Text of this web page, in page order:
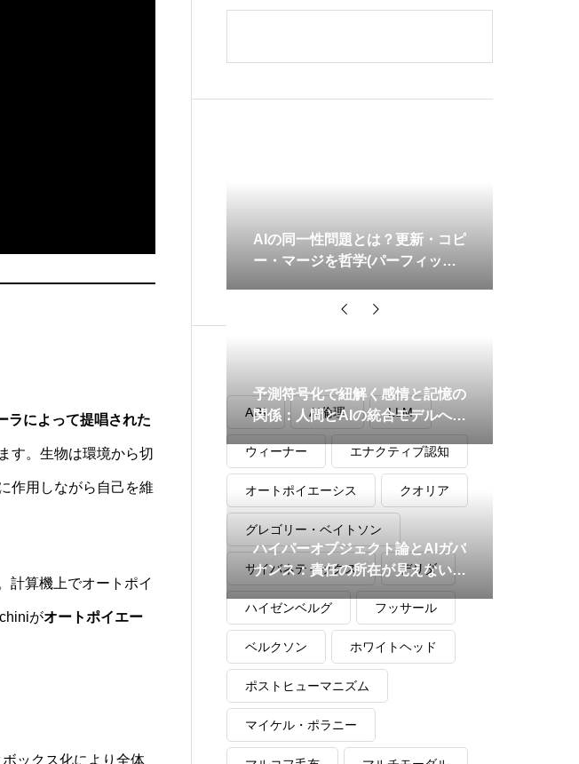
から読み解く生命と主体性の物理的
境界を探る研究設計
ラによって提唱された
す。生物は環境から切
作用しながら自己を維
計算機上でオートポイ
がオートポイエー
ックス化により全体
AIの同一性問題とは？更新・コピ
ー・マージを哲学(パーフィット×
予測符号化で紐解く感情と記憶の
関係：人間とAIの統合モデルへの
ハイパーオブジェクト論とAIガバ
ナンス：責任の所在が見えない時
代の新しい倫理フレームワーク
AGI AI倫理 LLM
ウィーナー エナクティブ認知
オートポイエーシス クオリア
グレゴリー・ベイトソン
サイバネティックス デリダ
ハイゼンベルグ フッサール
ベルクソン ホワイトヘッド
ポストヒューマニズム
マイケル・ポラニー